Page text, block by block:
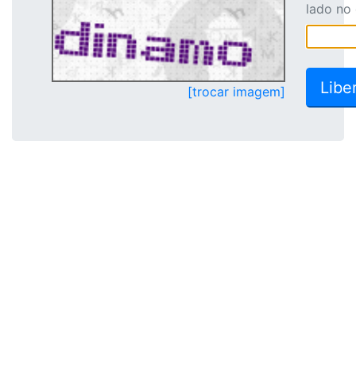
[trocar imagem]
lado no